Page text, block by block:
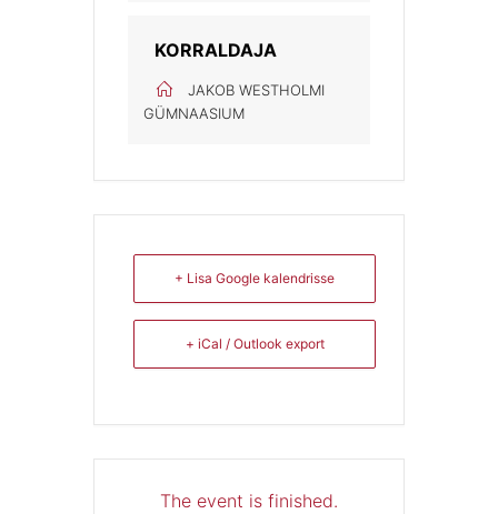
KORRALDAJA
JAKOB WESTHOLMI
GÜMNAASIUM
+ Lisa Google kalendrisse
+ iCal / Outlook export
The event is finished.